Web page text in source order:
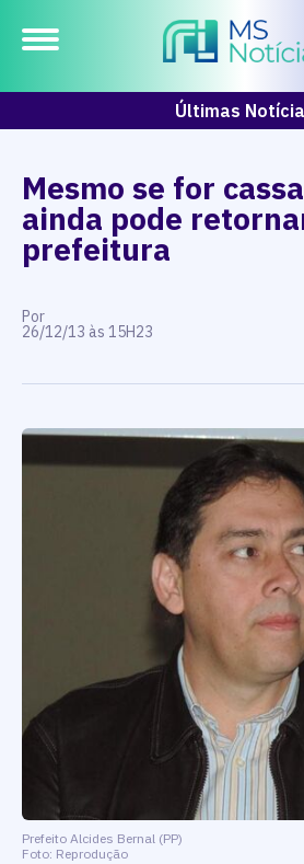
Últimas
Mesmo se for
ainda pode
prefeitura
Por
26/12/13 às 15H23
Prefeito Alcides Bernal (PP)
Foto: Reprodução